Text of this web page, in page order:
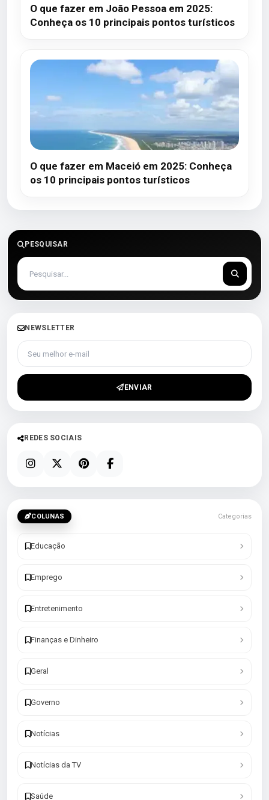
O que fazer em João Pessoa em 2025:
Conheça os 10 principais pontos turísticos
O que fazer em Maceió em 2025: Conheça
os 10 principais pontos turísticos
PESQUISAR
NEWSLETTER
Seu melhor e-mail
ENVIAR
REDES SOCIAIS
COLUNAS Categorias
Educação
Emprego
Entretenimento
Finanças e Dinheiro
Geral
Governo
Notícias
Notícias da TV
Saúde